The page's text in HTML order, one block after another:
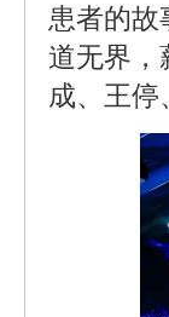
患者的故
道无界，
成、王停